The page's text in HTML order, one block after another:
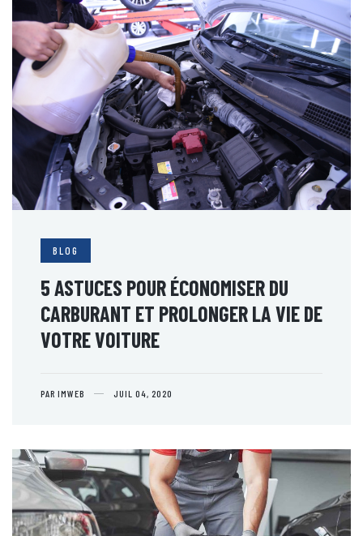
BLOG
5 ASTUCES POUR ÉCONOMISER DU
CARBURANT ET PROLONGER LA VIE DE
VOTRE VOITURE
PAR IMWEB JUIL 04, 2020